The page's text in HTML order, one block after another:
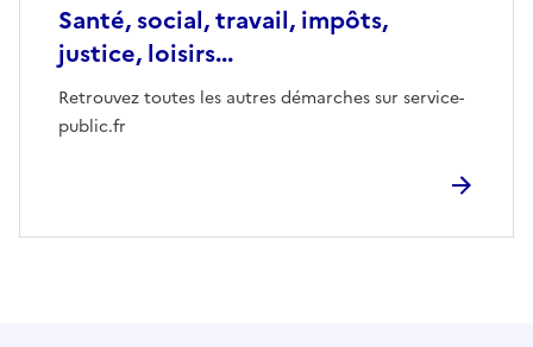
Santé, social, travail, impôts,
justice, loisirs...
Retrouvez toutes les autres démarches sur service-
public.fr